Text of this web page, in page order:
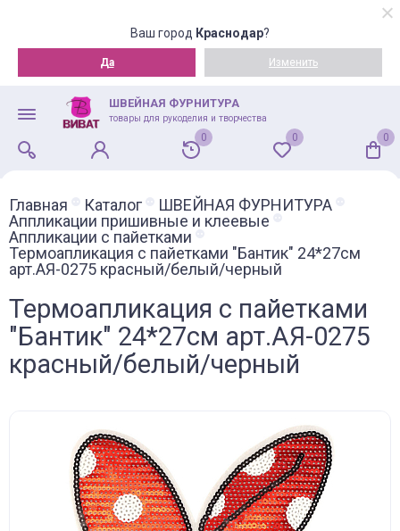
Ваш город Краснодар?
Да Изменить
ШВЕЙНАЯ ФУРНИТУРА
товары для рукоделия и творчества
0 0 0
Главная Каталог
ШВЕЙНАЯ ФУРНИТУРА
Аппликации пришивные и клеевые
Аппликации с пайетками
Термоапликация с пайетками "Бантик" 24*27см
арт.АЯ-0275 красный/белый/черный
Термоапликация с пайетками
"Бантик" 24*27см арт.АЯ-0275
красный/белый/черный